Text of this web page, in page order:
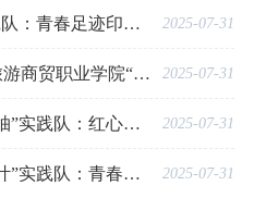
印红土 实践赋能促振兴 2025-07-31
青春扎根“西向”沃土，同心书写时代答卷 2025-07-31
梦乡野间，柚香浸润振兴路 2025-07-31
迹印红土 实践赋能促振兴 2025-07-31